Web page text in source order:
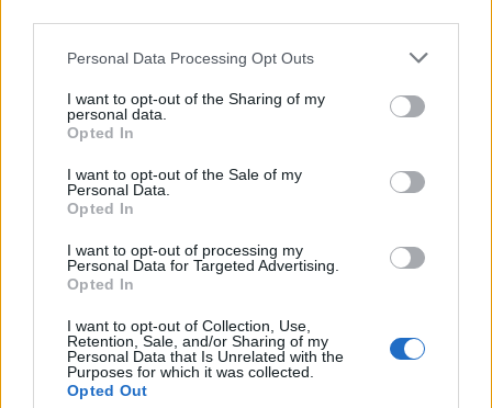
Personal Data Processing Opt Outs
I want to opt-out of the Sharing of my
personal data.
Opted In
I want to opt-out of the Sale of my
Personal Data.
Opted In
I want to opt-out of processing my
Personal Data for Targeted Advertising.
Opted In
I want to opt-out of Collection, Use,
Retention, Sale, and/or Sharing of my
Personal Data that Is Unrelated with the
Purposes for which it was collected.
Opted Out
KIOSK
Pronašla je sliku GOLE djevojke u telefonu svog
dečka i dala savjet svim ženama šta sa njima da
Saznaj više